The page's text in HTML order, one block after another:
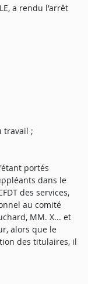
a rendu l'arrêt
travail ;
portés
dans le
des services,
au comité
MM. X... et
alors que le
des titulaires, il